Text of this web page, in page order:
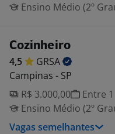
Ensino Médio (2º
Cozinheiro
4,5
GRSA
Campinas - SP
R$ 3.000,00
Entre
Ensino Médio (2º
Vagas semelhantes